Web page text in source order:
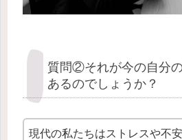
質問②それが今の自分
あるのでしょうか？
現代の私たちはストレスや不